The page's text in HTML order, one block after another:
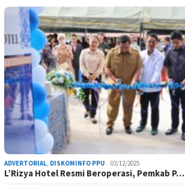
ADVERTORIAL DISKOMINFO PPU 03/12/2025
L’Rizya Hotel Resmi Beroperasi, Pemkab P…